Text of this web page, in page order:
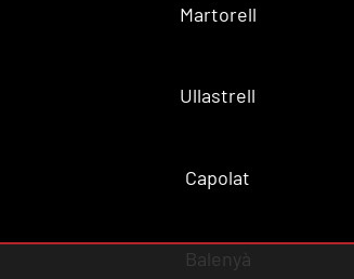
Martorell
Ullastrell
Capolat
Balenyà